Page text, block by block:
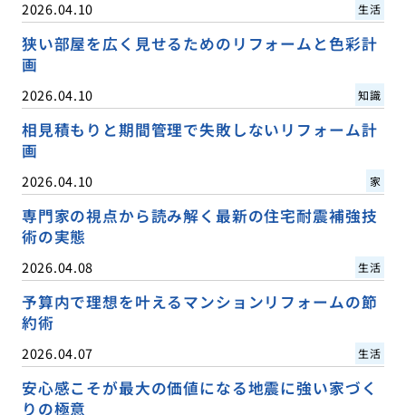
2026.04.10 生活
狭い部屋を広く見せるためのリフォームと色彩計
画
2026.04.10 知識
相見積もりと期間管理で失敗しないリフォーム計
画
2026.04.10 家
専門家の視点から読み解く最新の住宅耐震補強技
術の実態
2026.04.08 生活
予算内で理想を叶えるマンションリフォームの節
約術
2026.04.07 生活
安心感こそが最大の価値になる地震に強い家づく
りの極意